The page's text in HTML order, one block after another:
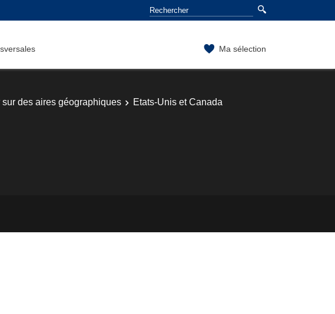
Ma sélection
des aires géographiques Etats-Unis et Canada